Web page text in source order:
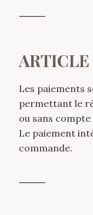
⸻
Les paiements
permettant le
ou sans compte
Le paiement
commande.
⸻